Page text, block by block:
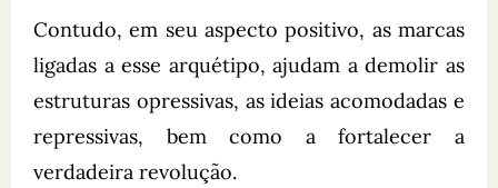
Contudo, em seu aspecto positivo, as marcas
ligadas a esse arquétipo, ajudam a demolir as
estruturas opressivas, as ideias acomodadas e
repressivas, bem como a fortalecer a
verdadeira revolução.